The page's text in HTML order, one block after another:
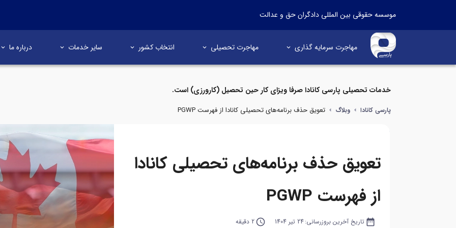
موسسه حقوقی بین المللی دادگران حق و عدالت
مهاجرت سرمایه گذاری مهاجرت تحصیلی انتخاب کشور سایر خدمات درباره ما
خدمات تحصیلی پارسی کانادا صرفا ویزای کار حین تحصیل (کارورزی) است.
پارسی کانادا وبلاگ تعویق حذف برنامه‌های تحصیلی کانادا از فهرست PGWP
تعویق حذف برنامه‌های تحصیلی کانادا
از فهرست PGWP
date_range تاریخ آخرین بروزرسانی:24 تیر 1404 query_builder2 دقیقه